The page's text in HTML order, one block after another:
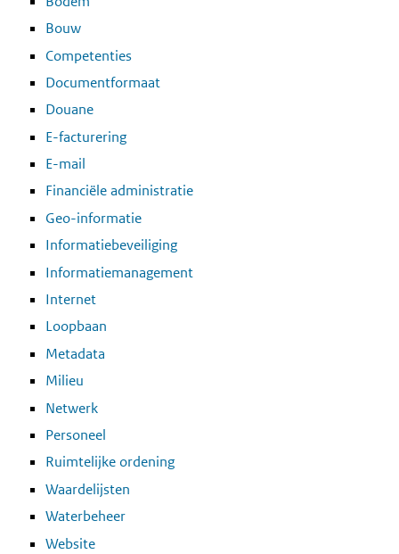
Bouw
Competenties
Documentformaat
Douane
E-facturering
E-mail
Financiële administratie
Geo-informatie
Informatiebeveiliging
Informatiemanagement
Internet
Loopbaan
Metadata
Milieu
Netwerk
Personeel
Ruimtelijke ordening
Waardelijsten
Waterbeheer
Website